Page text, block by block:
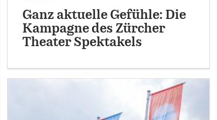
Ganz aktuelle Gefühle: Die
Kampagne des Zürcher
Theater Spektakels